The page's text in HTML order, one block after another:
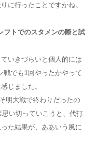
に行ったことですかね。
フトでのスタメンの際と試
いきづらいと個人的には
戦でも1回やったかやって
じました。
明大戦で終わりだったの
い切っていこうと、代打
た結果が、ああいう風に